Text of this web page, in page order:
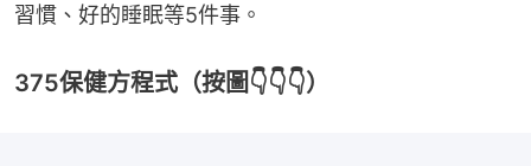
習慣、好的睡眠等5件事。
375保健方程式（按圖👇👇👇）